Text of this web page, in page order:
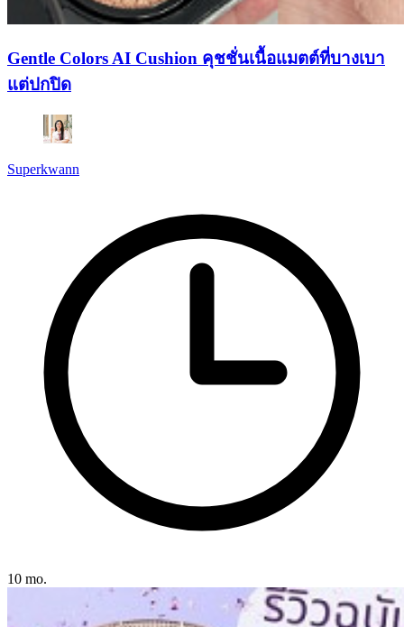
Gentle Colors AI Cushion คุชชั่นเนื้อแมตต์ที่บางเบา
แต่ปกปิด
Superkwann
10 mo.